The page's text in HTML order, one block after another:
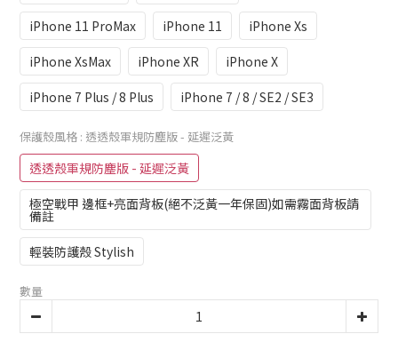
iPhone 11 ProMax
iPhone 11
iPhone Xs
iPhone XsMax
iPhone XR
iPhone X
iPhone 7 Plus / 8 Plus
iPhone 7 / 8 / SE2 / SE3
保護殼風格 : 透透殼軍規防塵版 - 延遲泛黃
透透殼軍規防塵版 - 延遲泛黃
極空戰甲 邊框+亮面背板(絕不泛黃一年保固)如需霧面背板請
備註
輕裝防護殼 Stylish
數量